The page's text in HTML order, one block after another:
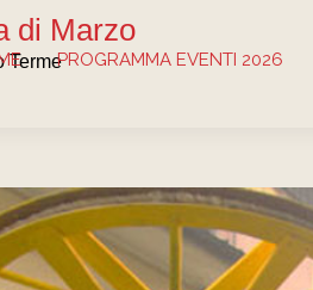
di Marzo
TermePROGRAMMA EVENTI 2026